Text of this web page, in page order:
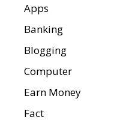
Apps
Banking
Blogging
Computer
Earn Money
Fact